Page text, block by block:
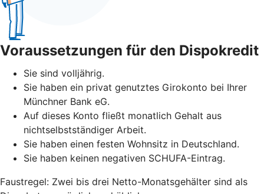
Voraussetzungen für den Dispokredit
Sie sind volljährig.
Sie haben ein privat genutztes Girokonto bei Ihrer
Münchner Bank eG.
Auf dieses Konto fließt monatlich Gehalt aus
nichtselbstständiger Arbeit.
Sie haben einen festen Wohnsitz in Deutschland.
Sie haben keinen negativen SCHUFA-Eintrag.
Faustregel: Zwei bis drei Netto-Monatsgehälter sind als